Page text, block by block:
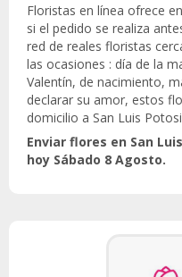
Floristas en línea ofrece
si el pedido se realiza
red de reales floristas
las ocasiones : día de la
Valentín, de nacimiento,
declarar su amor, estos
domicilio a San Luis
Enviar flores en San
hoy Sábado 8 Agosto.